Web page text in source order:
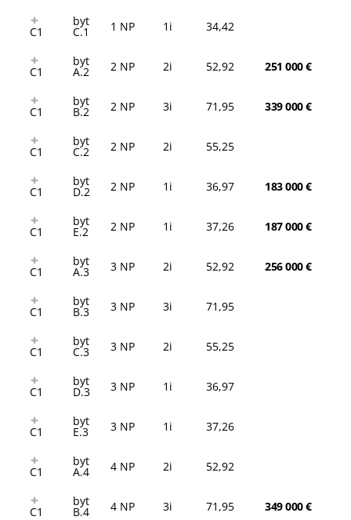
C1
byt
C.1 1 NP 1i 34,42
C1
byt
A.2 2 NP 2i 52,92 251 000 €
C1
byt
B.2 2 NP 3i 71,95 339 000 €
C1
byt
C.2 2 NP 2i 55,25
C1
byt
D.2 2 NP 1i 36,97 183 000 €
C1
byt
E.2 2 NP 1i 37,26 187 000 €
C1
byt
A.3 3 NP 2i 52,92 256 000 €
C1
byt
B.3 3 NP 3i 71,95
C1
byt
C.3 3 NP 2i 55,25
C1
byt
D.3 3 NP 1i 36,97
C1
byt
E.3 3 NP 1i 37,26
C1
byt
A.4 4 NP 2i 52,92
C1
byt
B.4 4 NP 3i 71,95 349 000 €